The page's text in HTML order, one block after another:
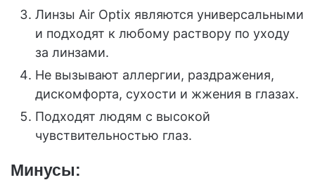
Линзы Air Optix являются универсальными
и подходят к любому раствору по уходу
за линзами.
Не вызывают аллергии, раздражения,
дискомфорта, сухости и жжения в глазах.
Подходят людям с высокой
чувствительностью глаз.
Минусы: